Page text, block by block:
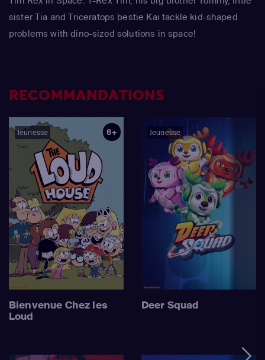
sister Tia and Triceratops bestie Kai tackle kid-shaped
problems with dino-sized solutions in space!
RECOMMANDATIONS
Jeunesse 6+
Bienvenue Chez les
Loud
Jeunesse
Deer Squad